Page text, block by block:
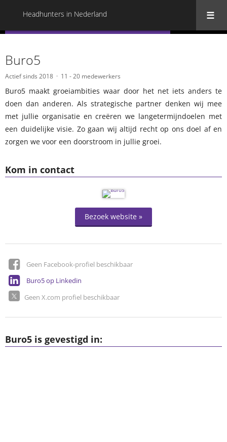
Headhunters in Nederland
Kom in contact
Bezoek website »
Geen Facebook-profiel beschikbaar
Buro5 op Linkedin
Geen X.com profiel beschikbaar
Buro5
Actief sinds 2018 11 - 20 medewerkers
Buro5 maakt groeiambities waar door het net iets anders te
doen dan anderen. Als strategische partner denken wij mee
met jullie organisatie en creëren we langetermijndoelen met
een duidelijke visie. Zo gaan wij altijd recht op ons doel af en
zorgen we voor een doorstroom in jullie groei.
Buro5 is gevestigd in: